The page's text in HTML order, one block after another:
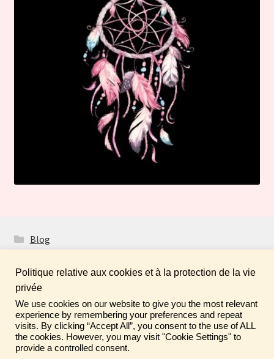
Fais de ta vie un rêve ! N'oublie pas de laisser un
commentaire sur tes achats pour aider la communauté ♡
Ignorer
Blog
© Boutique Atelier Maloet 2026
À propos & CGV
Built with WooCommerce.
Politique relative aux cookies et à la protection de la vie
privée
We use cookies on our website to give you the most relevant
experience by remembering your preferences and repeat
visits. By clicking “Accept All”, you consent to the use of ALL
the cookies. However, you may visit "Cookie Settings" to
provide a controlled consent.